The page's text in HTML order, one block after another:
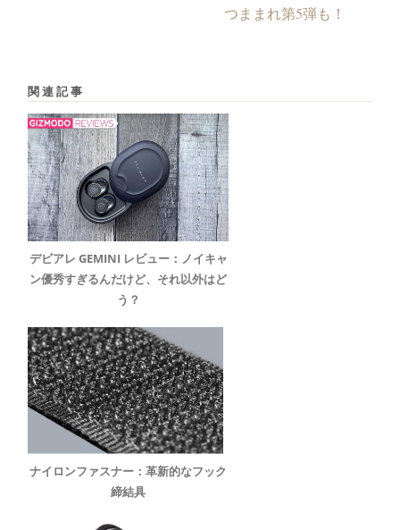
つままれ第5弾も！
関連記事
デビアレ GEMINI レビュー：ノイキャ
ン優秀すぎるんだけど、それ以外はど
う？
ナイロンファスナー：革新的なフック
締結具